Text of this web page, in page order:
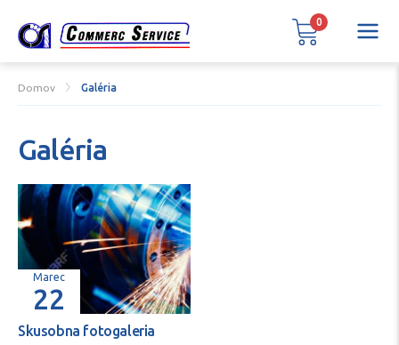
Domov Galéria
Galéria
Marec
22
Skusobna fotogaleria
0